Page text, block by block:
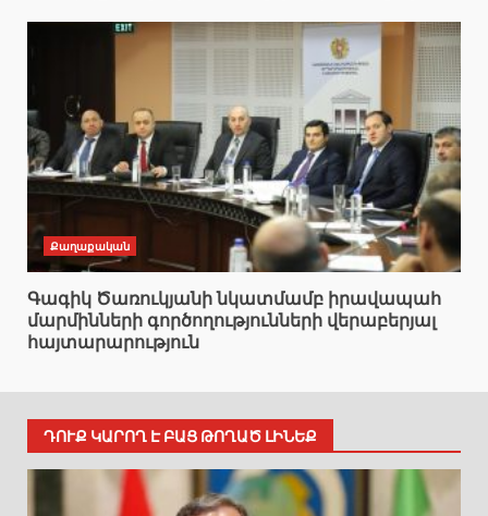
Քաղաքական
Գագիկ Ծառուկյանի նկատմամբ իրավապահ
մարմինների գործողությունների վերաբերյալ
հայտարարություն
ԴՈՒՔ ԿԱՐՈՂ Է ԲԱՑ ԹՈՂԱԾ ԼԻՆԵՔ